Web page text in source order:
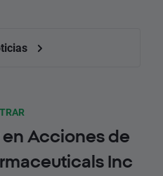
Acciones de
Inc